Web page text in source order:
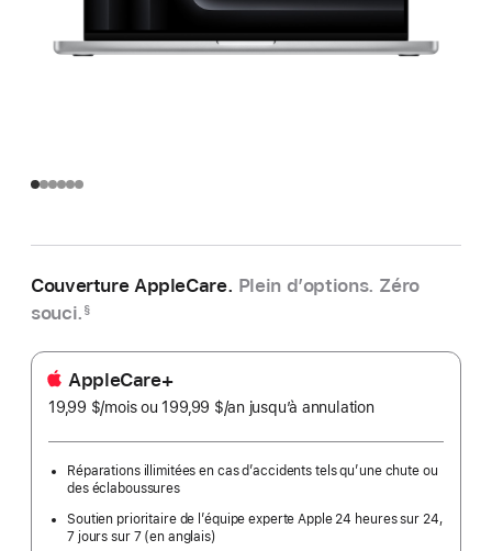
Couverture AppleCare. Plein d’options. Zéro
souci. §
AppleCare+
19,99 $/moispar
ou 199,99 $/anpar
jusqu’à annulation
Réparations illimitées en cas d’accidents tels qu’une chute ou
des éclaboussures
Soutien prioritaire de l’équipe experte Apple 24 heures sur 24,
7 jours sur 7 (en anglais)